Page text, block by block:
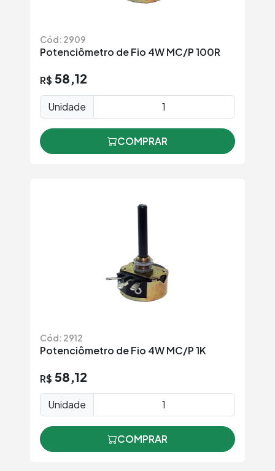
Cód: 2909
Potenciômetro de Fio 4W MC/P 100R
R$ 58,12
Unidade
COMPRAR
Cód: 2912
Potenciômetro de Fio 4W MC/P 1K
R$ 58,12
Unidade
COMPRAR